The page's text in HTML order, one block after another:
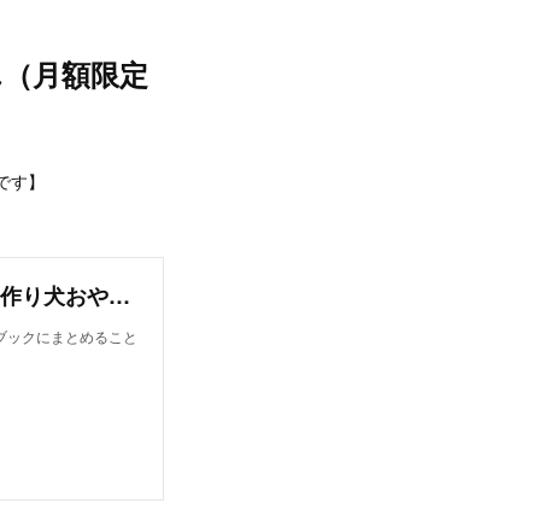
月額限定
】
オンラインレシピブック【今日から作れる！手作り犬おやつレシピ】
クにまとめること